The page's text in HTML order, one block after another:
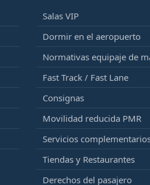
Salas VIP
Dormir en el aeropuerto
Normativas equipaje de
Fast Track / Fast Lane
Consignas
Movilidad reducida PMR
Servicios
Tiendas y Restaurantes
Derechos del pasajero